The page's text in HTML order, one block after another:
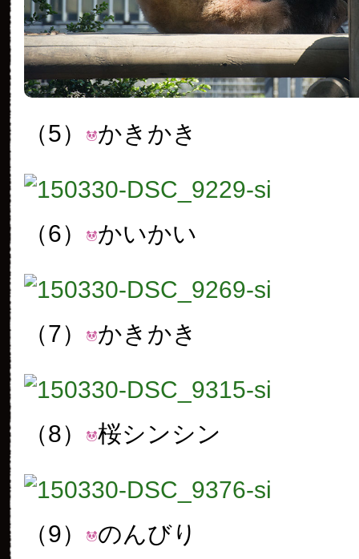
（5） かきかき
（6） かいかい
（7） かきかき
（8） 桜シンシン
（9） のんびり